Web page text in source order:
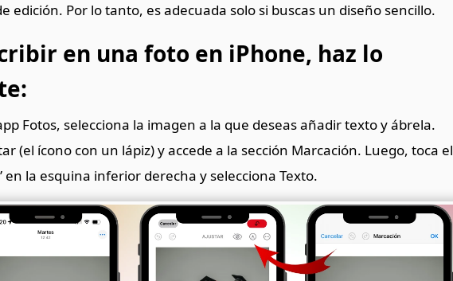
edición. Por lo tanto, es adecuada solo si buscas un diseño sencillo.
en una foto en iPhone, haz lo
Fotos, selecciona la imagen a la que deseas añadir texto y ábrela.
(el ícono con un lápiz) y accede a la sección Marcación. Luego, toca el
en la esquina inferior derecha y selecciona Texto.